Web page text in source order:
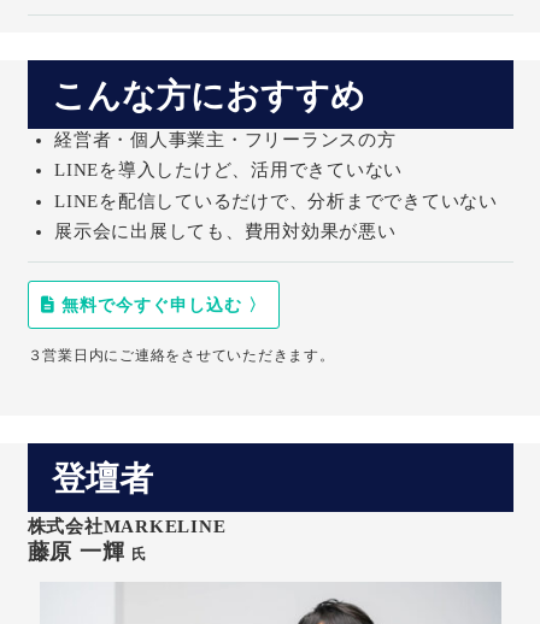
こんな方におすすめ
経営者・個人事業主・フリーランスの方
LINEを導入したけど、活用できていない
LINEを配信しているだけで、分析までできていない
展示会に出展しても、費用対効果が悪い
無料で今すぐ申し込む 〉
３営業日内にご連絡をさせていただきます。
登壇者
株式会社MARKELINE
藤原 一輝 氏